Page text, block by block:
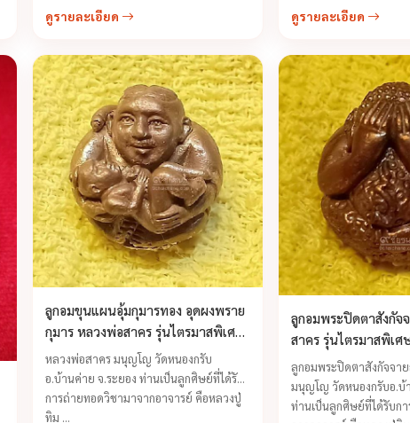
กลับมาอีก เพราะท่านให้การต้อนรับทุกคน
ดูรายละเอียด
ด้วยความเป็นกันเอง ...
ดูรายละเอียด
ลูกอมขุนแผนอุ้มกุมารทอง อุดผงพราย
กุมาร หลวงพ่อสาคร รุ่นไตรมาสพิเศษ
ปี 2543
หลวงพ่อสาคร มนุญโญ วัดหนองกรับ
อ.บ้านค่าย จ.ระยอง ท่านเป็นลูกศิษย์ที่ได้รับ
การถ่ายทอดวิชามาจากอาจารย์ คือหลวงปู่
ทิม ...
ลูกอมพระปิดตาสังกัจ
สาคร รุ่นไตรมาสพิเศ
ลูกอมพระปิดตาสังกัจจา
มนุญโญ วัดหนองกรับอ.บ้
ท่านเป็นลูกศิษย์ที่ได้รับก